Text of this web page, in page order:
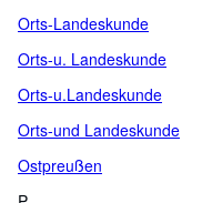
Orts-Landeskunde
Orts-u. Landeskunde
Orts-u.Landeskunde
Orts-und Landeskunde
Ostpreußen